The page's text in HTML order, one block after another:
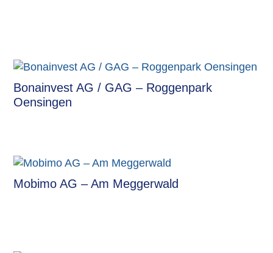
Bonainvest AG / GAG – Roggenpark
Oensingen
Mobimo AG – Am Meggerwald